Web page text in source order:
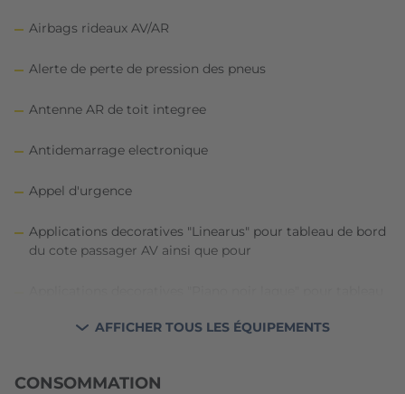
Airbags rideaux AV/AR
Alerte de perte de pression des pneus
Antenne AR de toit integree
Antidemarrage electronique
Appel d'urgence
Applications decoratives "Linearus" pour tableau de bord
du cote passager AV ainsi que pour
AFFICHER TOUS LES ÉQUIPEMENTS
CONSOMMATION